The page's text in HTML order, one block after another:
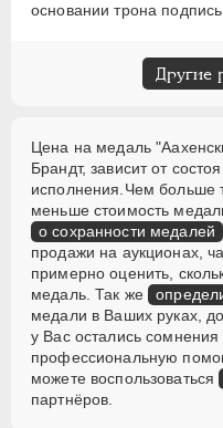
основании трона подпись
Другие
Цена на медаль
Брандт, зависит от
исполнения.Чем больше
меньше стоимость
о сохранности медалей
продажи на аукционах,
примерно оценить,
медаль. Так же
медали в Ваших руках,
у Вас остались
профессиональную
можете воспользоваться
партнёров.